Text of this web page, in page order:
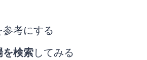
参考にする
を検索してみる